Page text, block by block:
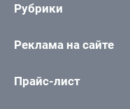
Рубрики
Реклама на сайте
Прайс-лист